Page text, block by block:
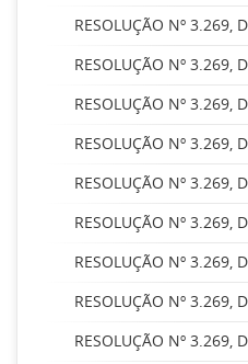
RESOLUÇÃO Nº 3.269,
RESOLUÇÃO Nº 3.269,
RESOLUÇÃO Nº 3.269,
RESOLUÇÃO Nº 3.269,
RESOLUÇÃO Nº 3.269,
RESOLUÇÃO Nº 3.269,
RESOLUÇÃO Nº 3.269,
RESOLUÇÃO Nº 3.269,
RESOLUÇÃO Nº 3.269,